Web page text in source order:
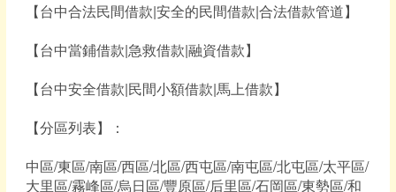
【台中合法民間借款|安全的民間借款|合法借款管道】
【台中當鋪借款|急救借款|融資借款】
【台中安全借款|民間小額借款|馬上借款】
【分區列表】：
中區/東區/南區/西區/北區/西屯區/南屯區/北屯區/太平區/
大里區/霧峰區/烏日區/豐原區/后里區/石岡區/東勢區/和